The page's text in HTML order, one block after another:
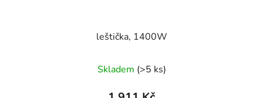
leštička, 1400W
Skladem (>5 ks)